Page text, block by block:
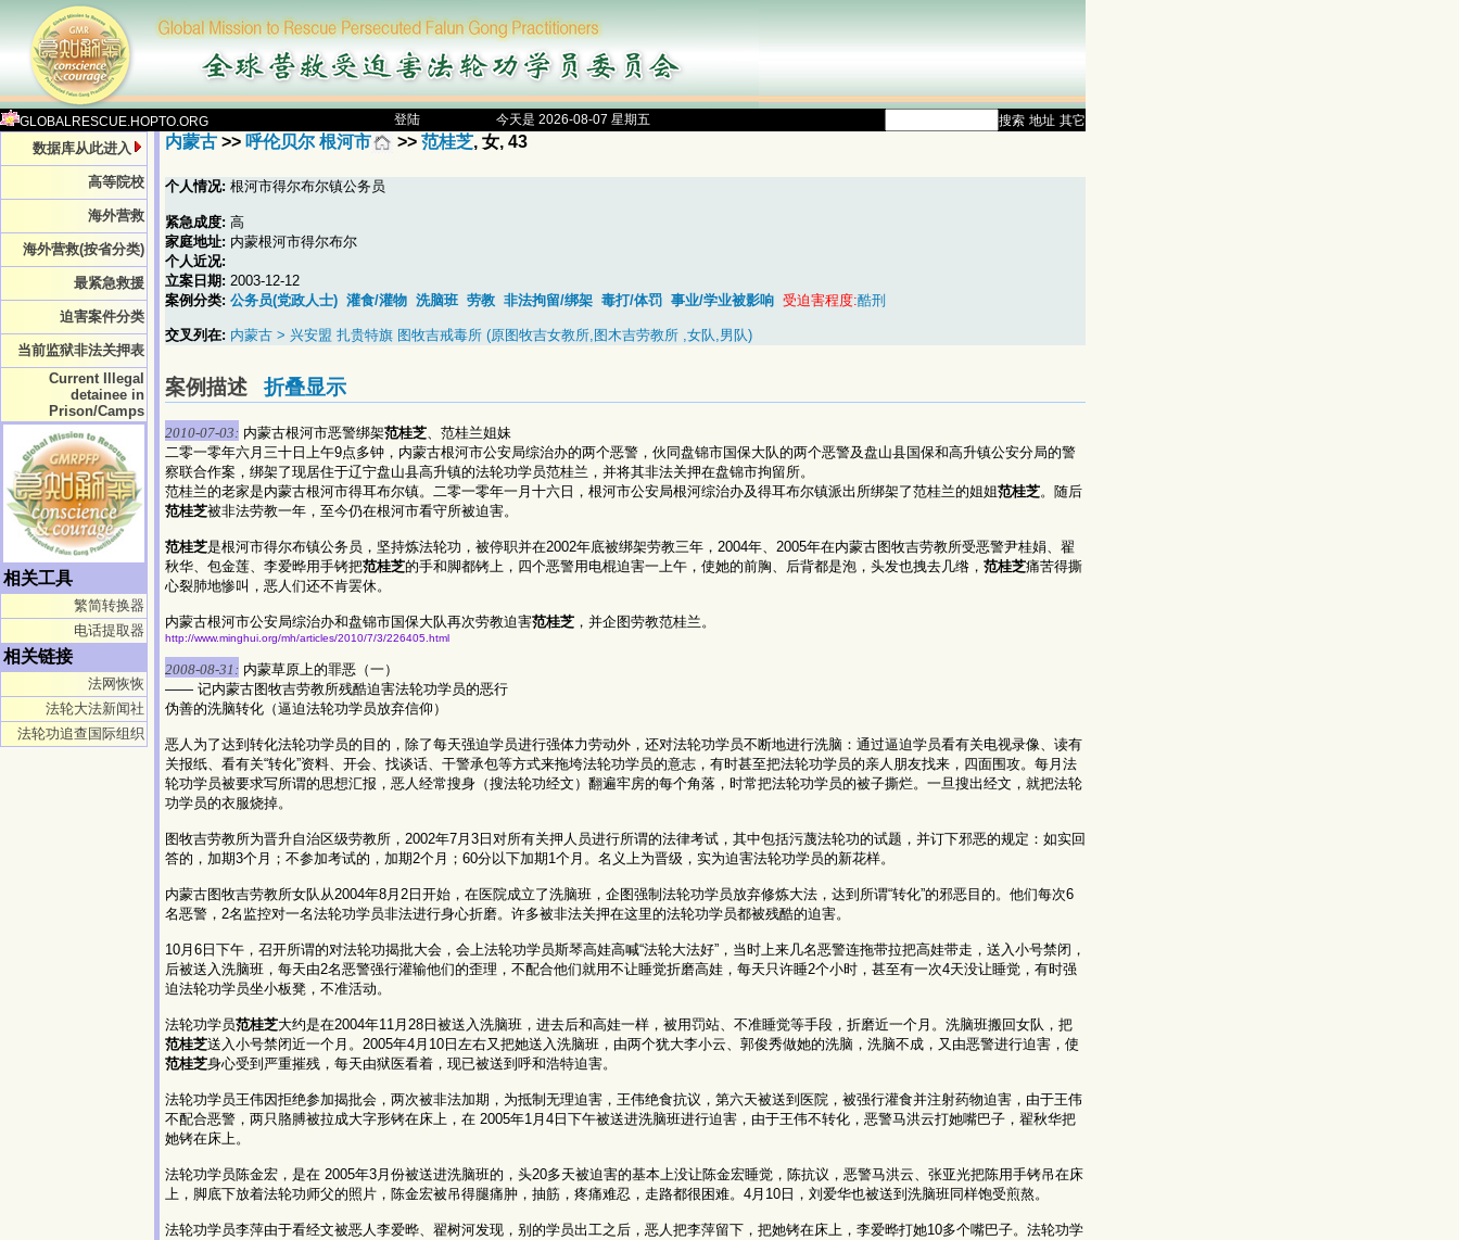
GLOBALRESCUE.HOPTO.ORG 登陆 今天是 2026-08-07 星期五 搜索 地址 其它
数据库从此进入
高等院校
海外营救
海外营救(按省分类)
最紧急救援
迫害案件分类
当前监狱非法关押表
Current Illegal
detainee in
Prison/Camps
相关工具
繁简转换器
电话提取器
相关链接
法网恢恢
法轮大法新闻社
法轮功追查国际组织
内蒙古 >> 呼伦贝尔 根河市 >> 范桂芝, 女, 43
个人情况: 根河市得尔布尔镇公务员
紧急成度: 高
家庭地址: 内蒙根河市得尔布尔
个人近况:
立案日期: 2003-12-12
案例分类: 公务员(党政人士) 灌食/灌物 洗脑班 劳教 非法拘留/绑架 毒打/体罚 事业/学业被影响 受迫害程度:酷刑
交叉列在: 内蒙古 > 兴安盟 扎贵特旗 图牧吉戒毒所 (原图牧吉女教所,图木吉劳教所 ,女队,男队)
案例描述 折叠显示
2010-07-03: 内蒙古根河市恶警绑架范桂芝、范桂兰姐妹
二零一零年六月三十日上午9点多钟，内蒙古根河市公安局综治办的两个恶警，伙同盘锦市国保大队的两个恶警及盘山县国保和高升镇公安分局的警
察联合作案，绑架了现居住于辽宁盘山县高升镇的法轮功学员范桂兰，并将其非法关押在盘锦市拘留所。
范桂兰的老家是内蒙古根河市得耳布尔镇。二零一零年一月十六日，根河市公安局根河综治办及得耳布尔镇派出所绑架了范桂兰的姐姐范桂芝。随后
范桂芝被非法劳教一年，至今仍在根河市看守所被迫害。
范桂芝是根河市得尔布镇公务员，坚持炼法轮功，被停职并在2002年底被绑架劳教三年，2004年、2005年在内蒙古图牧吉劳教所受恶警尹桂娟、翟
秋华、包金莲、李爱晔用手铐把范桂芝的手和脚都铐上，四个恶警用电棍迫害一上午，使她的前胸、后背都是泡，头发也拽去几绺， 范桂芝痛苦得撕
心裂肺地惨叫，恶人们还不肯罢休。
内蒙古根河市公安局综治办和盘锦市国保大队再次劳教迫害范桂芝 ，并企图劳教范桂兰。
http://www.minghui.org/mh/articles/2010/7/3/226405.html
2008-08-31: 内蒙草原上的罪恶（一）
—— 记内蒙古图牧吉劳教所残酷迫害法轮功学员的恶行
伪善的洗脑转化（逼迫法轮功学员放弃信仰）
恶人为了达到转化法轮功学员的目的，除了每天强迫学员进行强体力劳动外，还对法轮功学员不断地进行洗脑：通过逼迫学员看有关电视录像、读有
关报纸、看有关“转化”资料、开会、找谈话、干警承包等方式来拖垮法轮功学员的意志，有时甚至把法轮功学员的亲人朋友找来，四面围攻。每月法
轮功学员被要求写所谓的思想汇报，恶人经常搜身（搜法轮功经文）翻遍牢房的每个角落，时常把法轮功学员的被子撕烂。一旦搜出经文，就把法轮
功学员的衣服烧掉。
图牧吉劳教所为晋升自治区级劳教所，2002年7月3日对所有关押人员进行所谓的法律考试，其中包括污蔑法轮功的试题，并订下邪恶的规定：如实回
答的，加期3个月；不参加考试的，加期2个月；60分以下加期1个月。名义上为晋级，实为迫害法轮功学员的新花样。
内蒙古图牧吉劳教所女队从2004年8月2日开始，在医院成立了洗脑班，企图强制法轮功学员放弃修炼大法，达到所谓“转化”的邪恶目的。他们每次6
名恶警，2名监控对一名法轮功学员非法进行身心折磨。许多被非法关押在这里的法轮功学员都被残酷的迫害。
10月6日下午，召开所谓的对法轮功揭批大会，会上法轮功学员斯琴高娃高喊“法轮大法好”，当时上来几名恶警连拖带拉把高娃带走，送入小号禁闭，
后被送入洗脑班，每天由2名恶警强行灌输他们的歪理，不配合他们就用不让睡觉折磨高娃，每天只许睡2个小时，甚至有一次4天没让睡觉，有时强
迫法轮功学员坐小板凳，不准活动。
法轮功学员范桂芝大约是在2004年11月28日被送入洗脑班，进去后和高娃一样，被用罚站、不准睡觉等手段，折磨近一个月。洗脑班搬回女队，把
范桂芝送入小号禁闭近一个月。2005年4月10日左右又把她送入洗脑班，由两个犹大李小云、郭俊秀做她的洗脑，洗脑不成，又由恶警进行迫害，使
范桂芝身心受到严重摧残，每天由狱医看着，现已被送到呼和浩特迫害。
法轮功学员王伟因拒绝参加揭批会，两次被非法加期，为抵制无理迫害，王伟绝食抗议，第六天被送到医院，被强行灌食并注射药物迫害，由于王伟
不配合恶警，两只胳膊被拉成大字形铐在床上，在 2005年1月4日下午被送进洗脑班进行迫害，由于王伟不转化，恶警马洪云打她嘴巴子，翟秋华把
她铐在床上。
法轮功学员陈金宏，是在 2005年3月份被送进洗脑班的，头20多天被迫害的基本上没让陈金宏睡觉，陈抗议，恶警马洪云、张亚光把陈用手铐吊在床
上，脚底下放着法轮功师父的照片，陈金宏被吊得腿痛肿，抽筋，疼痛难忍，走路都很困难。4月10日，刘爱华也被送到洗脑班同样饱受煎熬。
法轮功学员李萍由于看经文被恶人李爱晔、翟树河发现，别的学员出工之后，恶人把李萍留下，把她铐在床上，李爱晔打她10多个嘴巴子。法轮功学